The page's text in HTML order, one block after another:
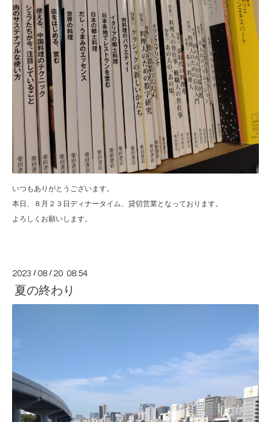
いつもありがとうございます。
本日、８月２３日ディナータイム、貸切営業となっております。
よろしくお願いします。
2023 /08 / 20 08:54
夏の終わり